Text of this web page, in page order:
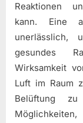
Reaktionen
kann. Eine
unerlässlich,
gesundes
Wirksamkeit
Luft im Raum
Belüftung